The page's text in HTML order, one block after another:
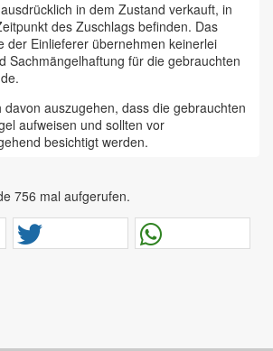
in dem Zustand verkauft, in
des Zuschlags befinden. Das
der Einlieferer übernehmen keinerlei
Sachmängelhaftung für die gebrauchten
davon auszugehen, dass die gebrauchten
aufweisen und sollten vor
besichtigt werden.
stehende Artikel ungeprüft sind.
stehenden Fahrzeugen und Maschinen
dass diese bereits einen nicht
erlitten haben.
756 mal aufgerufen.